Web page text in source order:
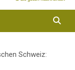
Schweiz: